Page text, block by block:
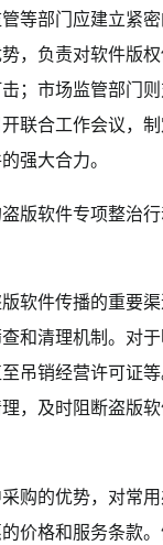
等部门应建立紧
，负责对软件版
；市场监管部门
联合工作会议，
强大合力。
版软件专项整治
软件传播的重要
和清理机制。对
吊销经营许可证
，及时阻断盗版软
购的优势，对常
价格和服务条款